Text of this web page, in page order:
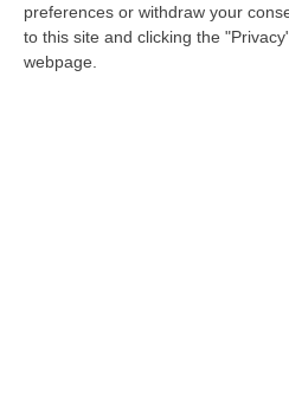
preferences or withdraw your
to this site and clicking the
webpage.